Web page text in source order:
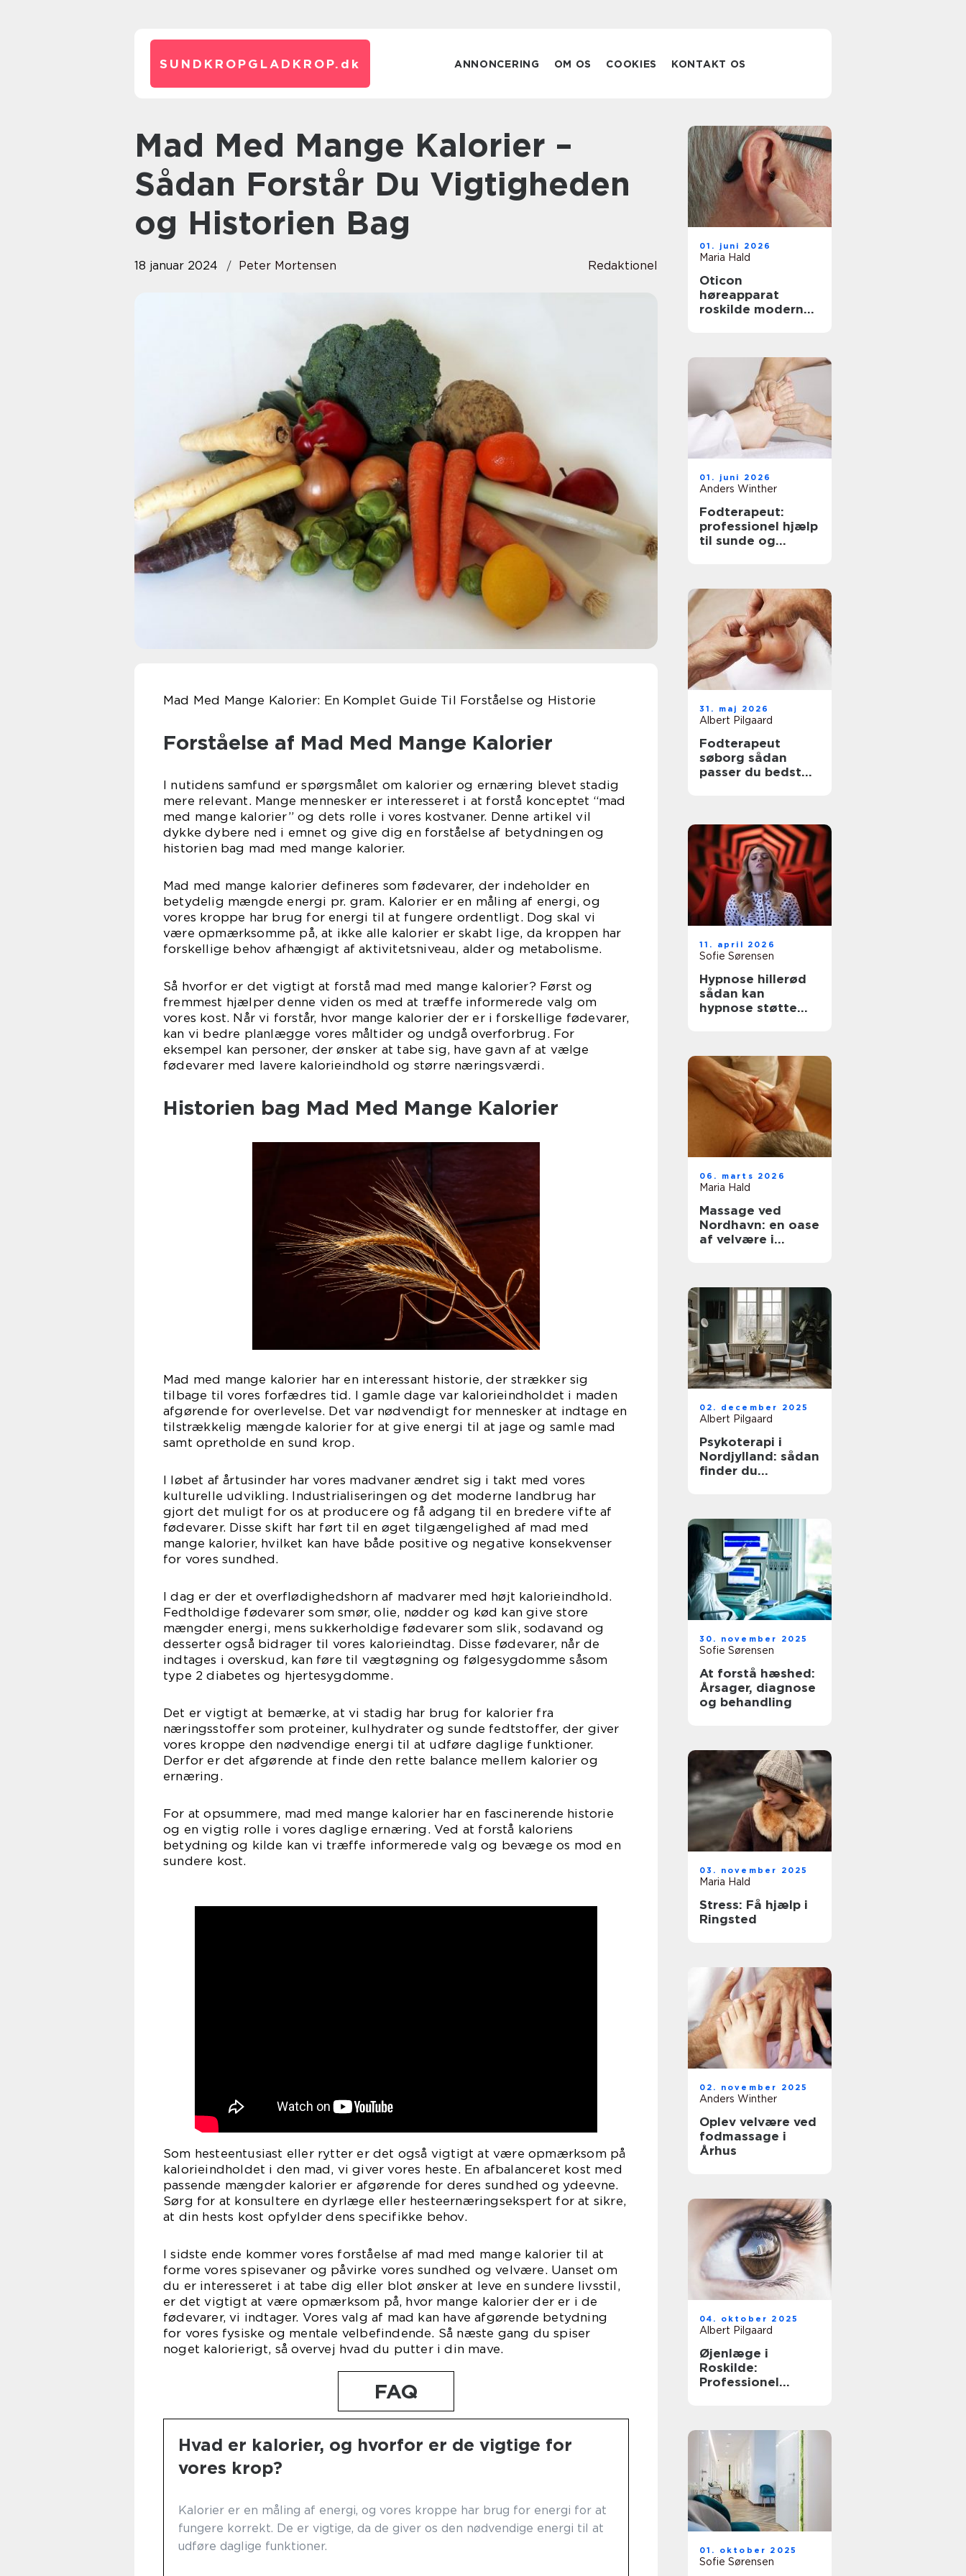
SUNDKROPGLADKROP. dk ANNONCERING OM OS COOKIES KONTAKT OS
Mad Med Mange Kalorier –
Sådan Forstår Du Vigtigheden
og Historien Bag
18 januar 2024 Peter Mortensen Redaktionel
Mad Med Mange Kalorier: En Komplet Guide Til Forståelse og Historie
Forståelse af Mad Med Mange Kalorier
I nutidens samfund er spørgsmålet om kalorier og ernæring blevet stadig
mere relevant. Mange mennesker er interesseret i at forstå konceptet “mad
med mange kalorier” og dets rolle i vores kostvaner. Denne artikel vil
dykke dybere ned i emnet og give dig en forståelse af betydningen og
historien bag mad med mange kalorier.
Mad med mange kalorier defineres som fødevarer, der indeholder en
betydelig mængde energi pr. gram. Kalorier er en måling af energi, og
vores kroppe har brug for energi til at fungere ordentligt. Dog skal vi
være opmærksomme på, at ikke alle kalorier er skabt lige, da kroppen har
forskellige behov afhængigt af aktivitetsniveau, alder og metabolisme.
Så hvorfor er det vigtigt at forstå mad med mange kalorier? Først og
fremmest hjælper denne viden os med at træffe informerede valg om
vores kost. Når vi forstår, hvor mange kalorier der er i forskellige fødevarer,
kan vi bedre planlægge vores måltider og undgå overforbrug. For
eksempel kan personer, der ønsker at tabe sig, have gavn af at vælge
fødevarer med lavere kalorieindhold og større næringsværdi.
Historien bag Mad Med Mange Kalorier
Mad med mange kalorier har en interessant historie, der strækker sig
tilbage til vores forfædres tid. I gamle dage var kalorieindholdet i maden
afgørende for overlevelse. Det var nødvendigt for mennesker at indtage en
tilstrækkelig mængde kalorier for at give energi til at jage og samle mad
samt opretholde en sund krop.
I løbet af årtusinder har vores madvaner ændret sig i takt med vores
kulturelle udvikling. Industrialiseringen og det moderne landbrug har
gjort det muligt for os at producere og få adgang til en bredere vifte af
fødevarer. Disse skift har ført til en øget tilgængelighed af mad med
mange kalorier, hvilket kan have både positive og negative konsekvenser
for vores sundhed.
I dag er der et overflødighedshorn af madvarer med højt kalorieindhold.
Fedtholdige fødevarer som smør, olie, nødder og kød kan give store
mængder energi, mens sukkerholdige fødevarer som slik, sodavand og
desserter også bidrager til vores kalorieindtag. Disse fødevarer, når de
indtages i overskud, kan føre til vægtøgning og følgesygdomme såsom
type 2 diabetes og hjertesygdomme.
Det er vigtigt at bemærke, at vi stadig har brug for kalorier fra
næringsstoffer som proteiner, kulhydrater og sunde fedtstoffer, der giver
vores kroppe den nødvendige energi til at udføre daglige funktioner.
Derfor er det afgørende at finde den rette balance mellem kalorier og
ernæring.
For at opsummere, mad med mange kalorier har en fascinerende historie
og en vigtig rolle i vores daglige ernæring. Ved at forstå kaloriens
betydning og kilde kan vi træffe informerede valg og bevæge os mod en
sundere kost.
Som hesteentusiast eller rytter er det også vigtigt at være opmærksom på
kalorieindholdet i den mad, vi giver vores heste. En afbalanceret kost med
passende mængder kalorier er afgørende for deres sundhed og ydeevne.
Sørg for at konsultere en dyrlæge eller hesteernæringsekspert for at sikre,
at din hests kost opfylder dens specifikke behov.
I sidste ende kommer vores forståelse af mad med mange kalorier til at
forme vores spisevaner og påvirke vores sundhed og velvære. Uanset om
du er interesseret i at tabe dig eller blot ønsker at leve en sundere livsstil,
er det vigtigt at være opmærksom på, hvor mange kalorier der er i de
fødevarer, vi indtager. Vores valg af mad kan have afgørende betydning
for vores fysiske og mentale velbefindende. Så næste gang du spiser
noget kalorierigt, så overvej hvad du putter i din mave.
FAQ
Hvad er kalorier, og hvorfor er de vigtige for
vores krop?
Kalorier er en måling af energi, og vores kroppe har brug for energi for at
fungere korrekt. De er vigtige, da de giver os den nødvendige energi til at
udføre daglige funktioner.
01. juni 2026
Maria Hald
Oticon
høreapparat
roskilde moderne
01. juni 2026
Anders Winther
Fodterapeut:
professionel hjælp
til sunde og
31. maj 2026
Albert Pilgaard
Fodterapeut
søborg sådan
passer du bedst
11. april 2026
Sofie Sørensen
Hypnose hillerød
sådan kan
hypnose støtte
06. marts 2026
Maria Hald
Massage ved
Nordhavn: en oase
af velvære i
02. december 2025
Albert Pilgaard
Psykoterapi i
Nordjylland: sådan
finder du
30. november 2025
Sofie Sørensen
At forstå hæshed:
Årsager, diagnose
og behandling
03. november 2025
Maria Hald
Stress: Få hjælp i
Ringsted
02. november 2025
Anders Winther
Oplev velvære ved
fodmassage i
Århus
04. oktober 2025
Albert Pilgaard
Øjenlæge i
Roskilde:
Professionel
01. oktober 2025
Sofie Sørensen